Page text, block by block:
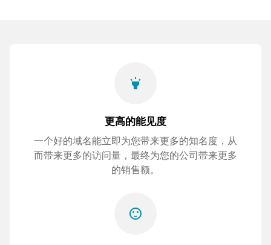
highlight
更高的能见度
一个好的域名能立即为您带来更多的知名度，从
而带来更多的访问量，最终为您的公司带来更多
的销售额。
sentiment_satisfied